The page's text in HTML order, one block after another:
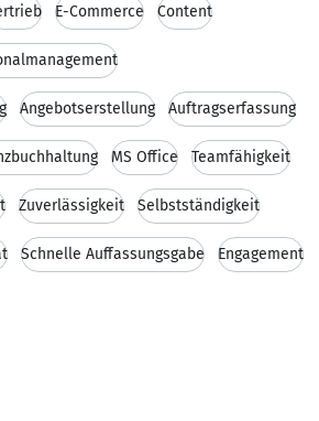
E-Commerce Content
Angebotserstellung Auftragserfassung
MS Office Teamfähigkeit
Zuverlässigkeit Selbstständigkeit
Schnelle Auffassungsgabe Engagement